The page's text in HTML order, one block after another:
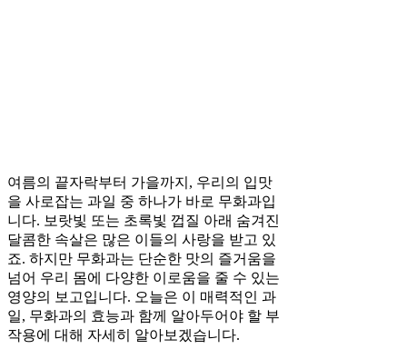
여름의 끝자락부터 가을까지, 우리의 입맛
을 사로잡는 과일 중 하나가 바로 무화과입
니다. 보랏빛 또는 초록빛 껍질 아래 숨겨진
달콤한 속살은 많은 이들의 사랑을 받고 있
죠. 하지만 무화과는 단순한 맛의 즐거움을
넘어 우리 몸에 다양한 이로움을 줄 수 있는
영양의 보고입니다. 오늘은 이 매력적인 과
일, 무화과의 효능과 함께 알아두어야 할 부
작용에 대해 자세히 알아보겠습니다.